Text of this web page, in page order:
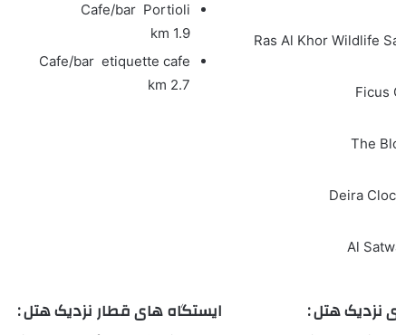
Ras Al Khor Wildlife
Ficus
The
Deira
Al
Cafe/bar Portioli
1.9 km
Cafe/bar etiquette cafe
2.7 km
نزدیک هتل : ایستگاه های قطار نزدیک هتل :